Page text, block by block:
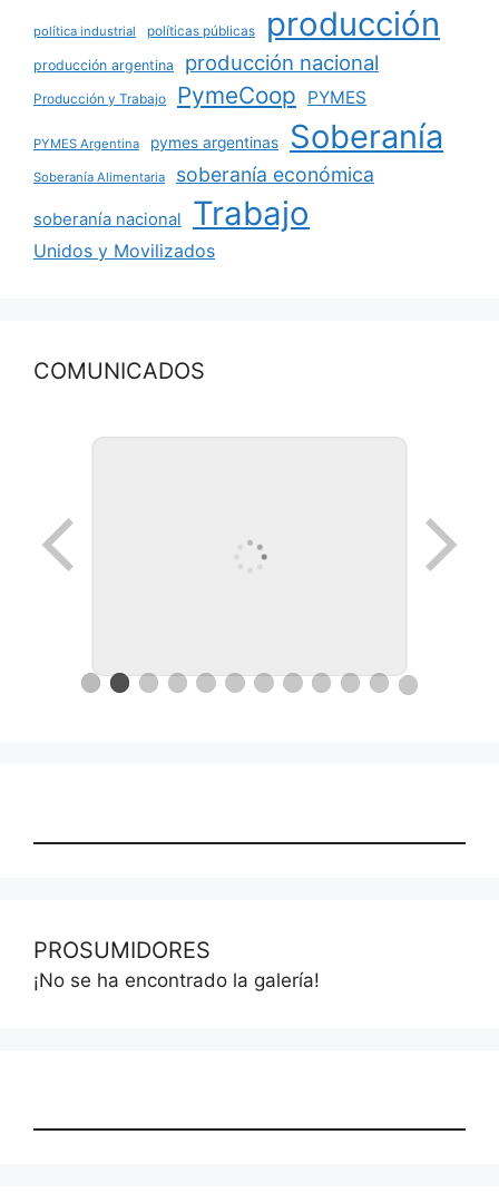
política industrial políticas públicas producción
producción argentina producción nacional
Producción y Trabajo PymeCoop PYMES
PYMES Argentina pymes argentinas Soberanía
Soberanía Alimentaria soberanía económica
soberanía nacional Trabajo
Unidos y Movilizados
COMUNICADOS
PROSUMIDORES
¡No se ha encontrado la galería!